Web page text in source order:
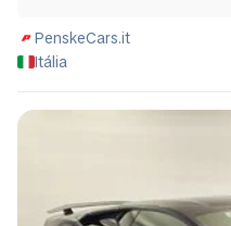
PenskeCars.it
Itália